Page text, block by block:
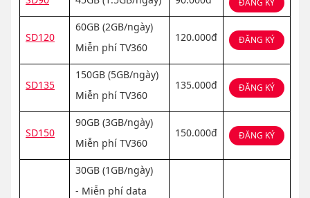
SD120
60GB (2GB/ngày)
Miễn phí TV360
120.000đ ĐĂNG KÝ
SD135
150GB (5GB/ngày)
Miễn phí TV360
135.000đ ĐĂNG KÝ
SD150
90GB (3GB/ngày)
Miễn phí TV360
150.000đ ĐĂNG KÝ
30GB (1GB/ngày)
- Miễn phí data